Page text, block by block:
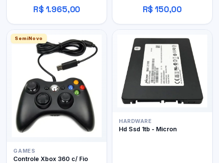
R$ 1.965,00 R$ 150,00
SemiNovo
GAMES
Controle Xbox 360 c/ Fio
HARDWARE
Hd Ssd 1tb - Micron